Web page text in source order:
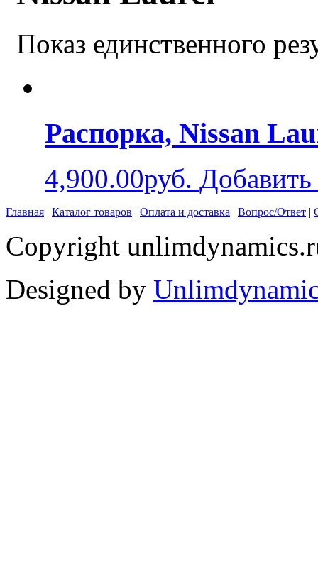
Показ единственного
Распорка, Nissan
4,900.00руб. Добавить
Главная | Каталог товаров | Оплата и доставка | Вопрос/Ответ |
Copyright
Designed by